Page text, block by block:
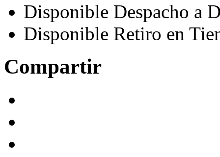
Disponible Despacho a
Disponible Retiro en
Compartir